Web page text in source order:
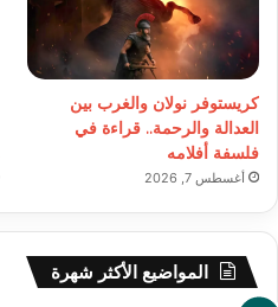
كريستوفر نولان والغرب بين
العدالة والرحمة.. قراءة في
فلسفة أفلامه
أغسطس 7, 2026
المواضيع الأكثر شهرة